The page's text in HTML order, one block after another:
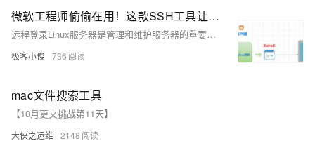
微软工程师偷偷在用！这款SSH工具让Windows操控CentOS比Mac还优雅!
远程登录Linux服务器是管理和维护服务器的重要手段，尤其在远程办公、云服务管理等场景中不可或缺。通过工具如XShell，用户可以方便地进行远程管理。SSH协议确保了数据传输的安全性，命令行界面提高了操作效率。配置XShell连接CentOS时，需确保Linux系统开启sshd服务和22端口，并正确设置主机地址、用户名和密码。此外，调整字体和配色方案可优化使用体验，解决中文显示问题。
极客小俊 736
mac文件搜索工具
【10月更文挑战第11天】
大侠之运维 2148